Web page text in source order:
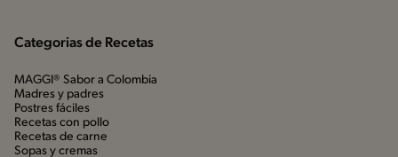
Categorias de Recetas
MAGGI® Sabor a Colombia
Madres y padres
Postres fáciles
Recetas con pollo
Recetas de carne
Sopas y cremas